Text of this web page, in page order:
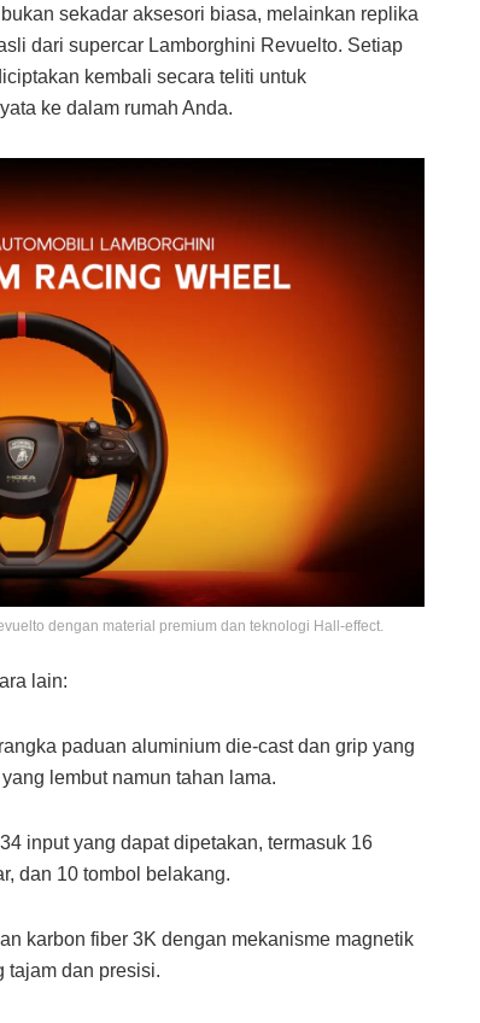
bukan sekadar aksesori biasa, melainkan replika
dari supercar Lamborghini Revuelto. Setiap
kembali secara teliti untuk
ke dalam rumah Anda.
dengan material premium dan teknologi Hall-effect.
lain:
paduan aluminium die-cast dan grip yang
lembut namun tahan lama.
input yang dapat dipetakan, termasuk 16
dan 10 tombol belakang.
karbon fiber 3K dengan mekanisme magnetik
tajam dan presisi.